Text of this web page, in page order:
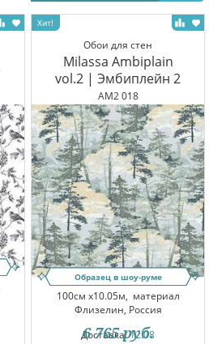
Обои для стен
Milassa Ambiplain
vol.2 | Эмбиплейн 2
AM2 018
Образец в шоу-руме
100см x10.05м, материал
Флизелин, Россия
Доставка:12.08
6 765 руб.